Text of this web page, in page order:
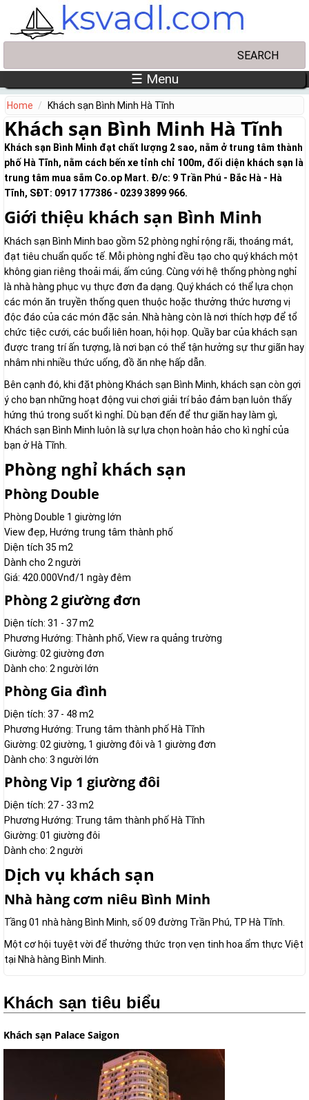
Skip to main content
☰ Menu
Home Khách sạn Bình Minh Hà Tĩnh
Khách sạn Bình Minh Hà Tĩnh
Khách sạn Bình Minh đạt chất lượng 2 sao, nằm ở trung tâm thành
phố Hà Tĩnh, nằm cách bến xe tỉnh chỉ 100m, đối diện khách sạn là
trung tâm mua sắm Co.op Mart. Đ/c: 9 Trần Phú - Bắc Hà - Hà
Tĩnh, SĐT: 0917 177386 - 0239 3899 966‬.
Giới thiệu khách sạn Bình Minh
Khách sạn Bình Minh bao gồm 52 phòng nghỉ rộng rãi, thoáng mát,
đạt tiêu chuẩn quốc tế. Mỗi phòng nghỉ đều tạo cho quý khách một
không gian riêng thoải mái, ấm cúng. Cùng với hệ thống phòng nghỉ
là nhà hàng phục vụ thực đơn đa dạng. Quý khách có thể lựa chọn
các món ăn truyền thống quen thuộc hoặc thưởng thức hương vị
độc đáo của các món đặc sản. Nhà hàng còn là nơi thích hợp để tổ
chức tiệc cưới, các buổi liên hoan, hội họp. Quầy bar của khách sạn
được trang trí ấn tượng, là nơi bạn có thể tận hưởng sự thư giãn hay
nhâm nhi nhiều thức uống, đồ ăn nhẹ hấp dẫn.
Bên cạnh đó, khi đặt phòng Khách sạn Bình Minh, khách sạn còn gợi
ý cho bạn những hoạt động vui chơi giải trí bảo đảm bạn luôn thấy
hứng thú trong suốt kì nghỉ. Dù bạn đến để thư giãn hay làm gì,
Khách sạn Bình Minh luôn là sự lựa chọn hoàn hảo cho kì nghỉ của
bạn ở Hà Tĩnh.
Phòng nghỉ khách sạn
Phòng Double
Phòng Double 1 giường lớn
View đẹp, Hướng trung tâm thành phố
Diện tích 35 m2
Dành cho 2 người
Giá: 420.000Vnđ/1 ngày đêm
Phòng 2 giường đơn
Diện tích: 31 - 37 m2
Phương Hướng: Thành phố, View ra quảng trường
Giường: 02 giường đơn
Dành cho: 2 người lớn
Phòng Gia đình
Diện tích: 37 - 48 m2
Phương Hướng: Trung tâm thành phố Hà Tĩnh
Giường: 02 giường, 1 giường đôi và 1 giường đơn
Dành cho: 3 người lớn
Phòng Vip 1 giường đôi
Diện tích: 27 - 33 m2
Phương Hướng: Trung tâm thành phố Hà Tĩnh
Giường: 01 giường đôi
Dành cho: 2 người
Dịch vụ khách sạn
Nhà hàng cơm niêu Bình Minh
Tầng 01 nhà hàng Bình Minh, số 09 đường Trần Phú, TP Hà Tĩnh.
Một cơ hội tuyệt vời để thưởng thức trọn vẹn tinh hoa ẩm thực Việt
tại Nhà hàng Bình Minh.
Khách sạn tiêu biểu
Khách sạn Palace Saigon